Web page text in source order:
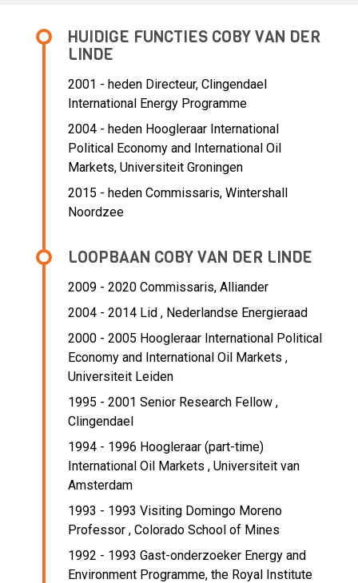
HUIDIGE FUNCTIES COBY VAN DER
LINDE
2001 - heden Directeur, Clingendael
International Energy Programme
2004 - heden Hoogleraar International
Political Economy and International Oil
Markets, Universiteit Groningen
2015 - heden Commissaris, Wintershall
Noordzee
LOOPBAAN COBY VAN DER LINDE
2009 - 2020 Commissaris, Alliander
2004 - 2014 Lid , Nederlandse Energieraad
2000 - 2005 Hoogleraar International Political
Economy and International Oil Markets ,
Universiteit Leiden
1995 - 2001 Senior Research Fellow ,
Clingendael
1994 - 1996 Hoogleraar (part-time)
International Oil Markets , Universiteit van
Amsterdam
1993 - 1993 Visiting Domingo Moreno
Professor , Colorado School of Mines
1992 - 1993 Gast-onderzoeker Energy and
Environment Programme, the Royal Institute